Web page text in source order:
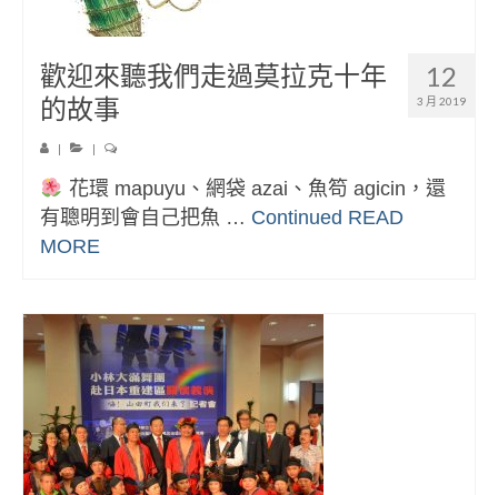
12
3 月 2019
歡迎來聽我們走過莫拉克十年
的故事
| |
花環 mapuyu、網袋 azai、魚笱 agicin，還
有聰明到會自己把魚 … Continued READ
MORE